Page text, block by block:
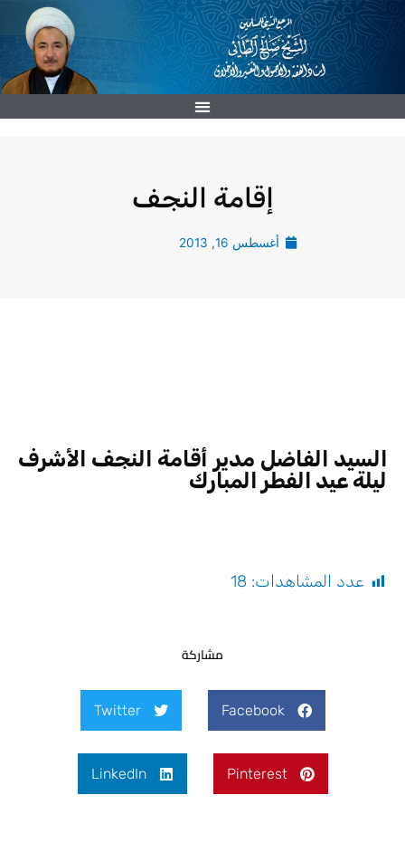
تخطي
إقامة النجف
أغسطس 16, 2013
السيد الفاضل مدير أقامة النجف الأشرف
ليلة عيد الفطر المبارك
عدد المشاهدات: 18
مشاركة
Facebook
Twitter
Pinterest
LinkedIn